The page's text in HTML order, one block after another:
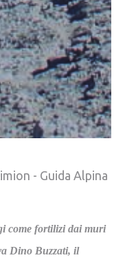
- Guida Alpina
come fortilizi dai muri
Dino Buzzati, il